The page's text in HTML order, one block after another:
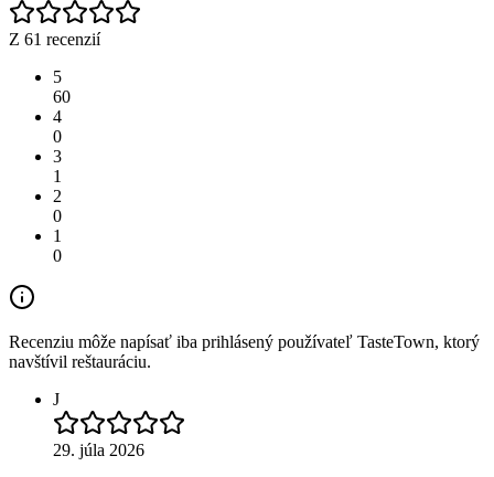
Z 61 recenzií
5
60
4
0
3
1
2
0
1
0
Recenziu môže napísať iba prihlásený používateľ TasteTown, ktorý
navštívil reštauráciu.
J
29. júla 2026